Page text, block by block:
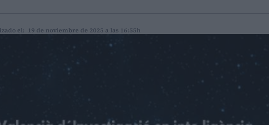
el: 19 de noviembre de 2025 a las 16:55h